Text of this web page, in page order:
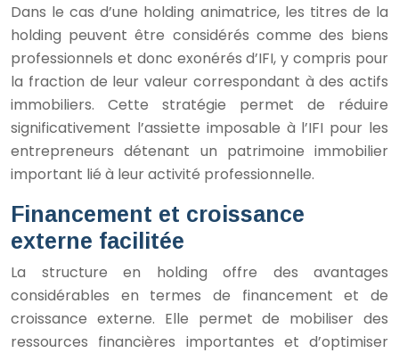
Dans le cas d’une holding animatrice, les titres de la
holding peuvent être considérés comme des biens
professionnels et donc exonérés d’IFI, y compris pour
la fraction de leur valeur correspondant à des actifs
immobiliers. Cette stratégie permet de réduire
significativement l’assiette imposable à l’IFI pour les
entrepreneurs détenant un patrimoine immobilier
important lié à leur activité professionnelle.
Financement et croissance
externe facilitée
La structure en holding offre des avantages
considérables en termes de financement et de
croissance externe. Elle permet de mobiliser des
ressources financières importantes et d’optimiser